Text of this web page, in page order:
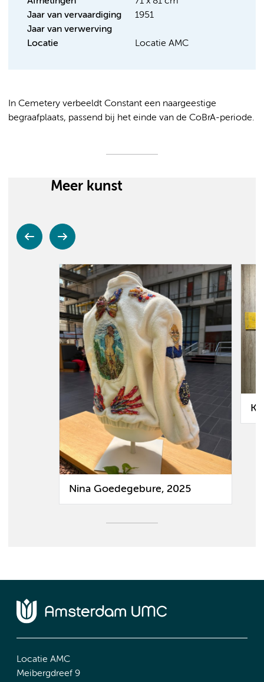
Jaar van vervaardiging
1951
Jaar van verwerving
Locatie
Locatie AMC
In Cemetery verbeeldt Constant een naargeestige
begraafplaats, passend bij het einde van de CoBrA-periode.
Meer kunst
Nina Goedegebure, 2025
Locatie AMC
Meibergdreef 9